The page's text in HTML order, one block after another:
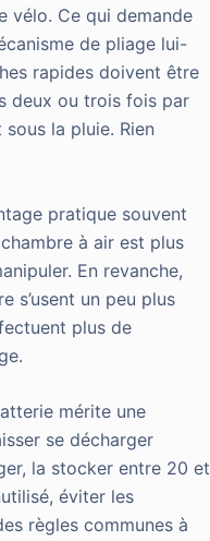
vélo. Ce qui demande
de pliage lui-
rapides doivent être
deux ou trois fois par
la pluie. Rien
pratique souvent
à air est plus
En revanche,
s’usent un peu plus
plus de
mérite une
se décharger
la stocker entre 20 et
éviter les
règles communes à